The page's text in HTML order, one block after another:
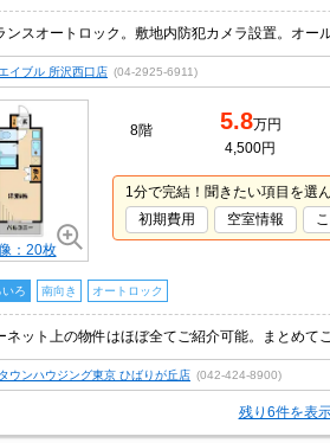
イブル 所沢西口店 (04-2925-6911)
：20枚
8階 5.8万円
4,500円
1分で完結！聞きたい項目を選
初期費用
空室情報
ろ 南向き オートロック
ウンハウジング東京 ひばりが丘店 (042-424-8900)
残り6件を表